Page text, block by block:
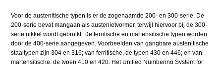
Voor de austenitische typen is er de zogenaamde 200- en 300-serie. De
200-serie bevat mangaan als austenietvormer, terwijl hiervoor bij de 300-
serie nikkel wordt gebruikt. De ferritische en martensitische typen worden
door de 400-serie aangegeven. Voorbeelden van gangbare austenitische
staaltypen zijn 304 en 316; van ferritische, de typen 430 en 446; en van
martensitische, de typen 410 en 420. Het Unified Numbering System for